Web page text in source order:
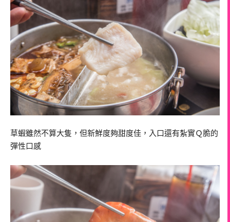
草蝦雖然不算大隻，但新鮮度夠甜度佳，入口還有紮實Ｑ脆的
彈性口感